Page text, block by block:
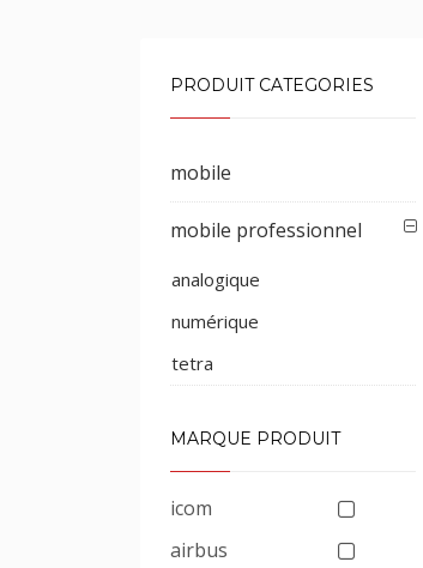
PRODUIT CATEGORIES
mobile
mobile professionnel
analogique
numérique
tetra
MARQUE PRODUIT
icom
airbus